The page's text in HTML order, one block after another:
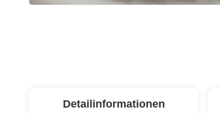
Detailinformationen